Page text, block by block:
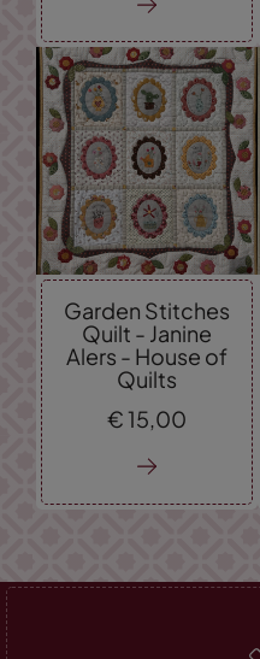
Garden Stitches
Quilt - Janine
Alers - House of
Quilts
€15, 00